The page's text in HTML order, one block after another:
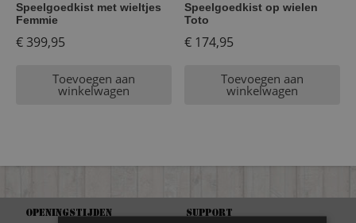
Speelgoedkist met wieltjes
Femmie
€399,95
Toevoegen aan
winkelwagen
Speelgoedkist op wielen
Toto
€ 174,95
Toevoegen aan
winkelwagen
Openingstijden Support